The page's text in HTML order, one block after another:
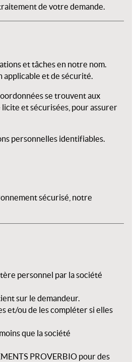
de votre demande.
et tâches en notre nom.
applicable et de sécurité.
se trouvent aux
et sécurisées, pour assurer
personnelles identifiables.
sécurisé, notre
personnel par la société
sur le demandeur.
et/ou de les compléter si elles
que la société
PROVERBIOpour des